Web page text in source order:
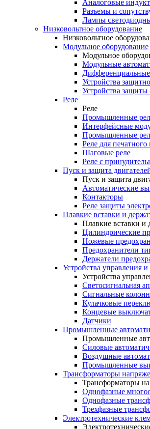
Аналоговые
Разъемы и
Лампы
Низковольтное оборудование
Низковольтное
Модульное оборудование
Модульное
Модульные
Устройства
Устройства
Реле
Реле
Промышленные
Интерфейсные
Промышленные
Реле для
Шаговые реле
Реле с
Пуск и защита
Пуск и защита
Автоматические
Контакторы
Реле защиты
Плавкие вставки и
Плавкие вставки и
Цилиндрические
Ножевые
Предохранители
Держатели
Устройства управления
Устройства
Светосигнальная
Сигнальные
Кулачковые
Концевые
Датчики
Промышленные
Промышленные
Силовые
Воздушные
Промышленные
Трансформаторы
Трансформаторы
Однофазные
Однофазные
Трехфазные
Электротехнические